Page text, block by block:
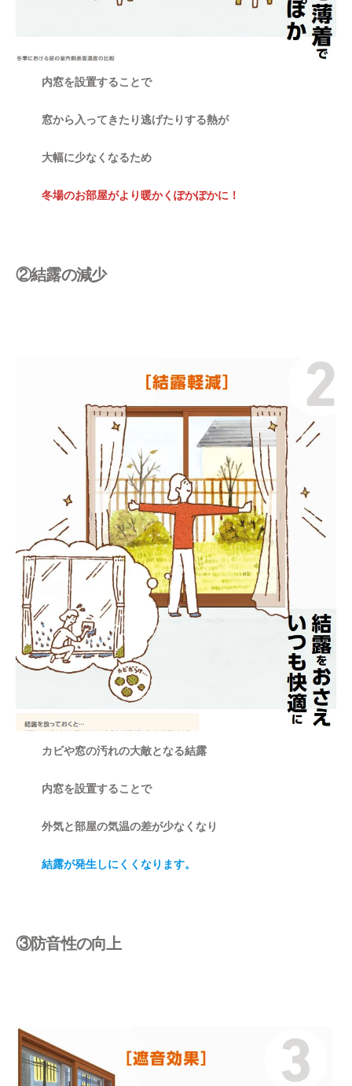
内窓を設置することで
窓から入ってきたり逃げたりする熱が
大幅に少なくなるため
冬場のお部屋がより暖かくぽかぽかに！
②結露の減少
カビや窓の汚れの大敵となる結露
内窓を設置することで
外気と部屋の気温の差が少なくなり
結露が発生しにくくなります。
③防音性の向上